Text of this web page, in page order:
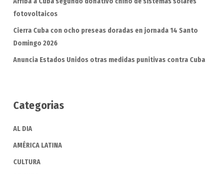
fotovoltaicos
Cierra Cuba con ocho preseas doradas en jornada 14 Santo
Domingo 2026
Anuncia Estados Unidos otras medidas punitivas contra Cuba
Categorias
AL DIA
AMÉRICA LATINA
CULTURA